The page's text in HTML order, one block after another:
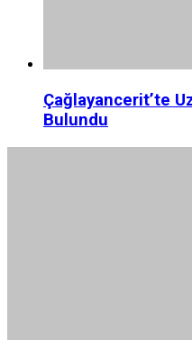
Çağlayancerit’te
Bulundu